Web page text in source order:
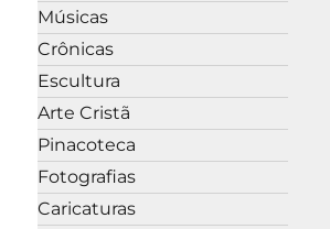
Músicas
Crônicas
Escultura
Arte Cristã
Pinacoteca
Fotografias
Caricaturas